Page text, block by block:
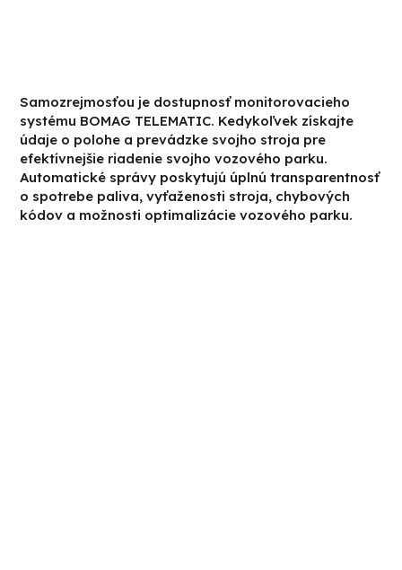
Samozrejmosťou je dostupnosť monitorovacieho
systému BOMAG TELEMATIC. Kedykoľvek získajte
údaje o polohe a prevádzke svojho stroja pre
efektívnejšie riadenie svojho vozového parku.
Automatické správy poskytujú úplnú transparentnosť
o spotrebe paliva, vyťaženosti stroja, chybových
kódov a možnosti optimalizácie vozového parku.